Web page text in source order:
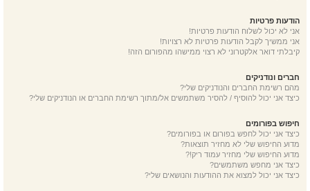
הודעות פרטיות
אני לא יכול לשלוח הודעות פרטיות!
אני ממשיך לקבל הודעות פרטיות לא רצויות!
קיבלתי דואר אלקטרוני לא רצוי ממישהו מהפורום הזה!
חברים ונודניקים
מהם רשימת החברים והנודניקים שלי?
כיצד אני יכול להוסיף / להסיר משתמשים אל/מתוך רשימת החברים או הנודניקים שלי?
חיפוש בפורומים
כיצד אני יכול לחפש בפורום או בפורומים?
מדוע החיפוש שלי לא מחזיר תוצאות?
מדוע החיפוש שלי מחזיר עמוד ריק!?
כיצד אני מחפש משתמשים?
כיצד אני יכול למצוא את ההודעות והנושאים שלי?